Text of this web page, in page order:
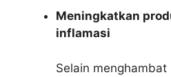
Meningkatkan
inflamasi
Selain